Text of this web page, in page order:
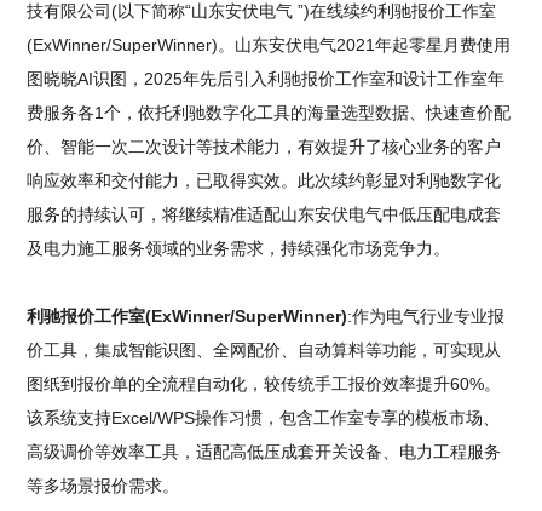
技有限公司(以下简称“山东安伏电气 ”)在线续约利驰报价工作室
(ExWinner/SuperWinner)。山东安伏电气2021年起零星月费使用
图晓晓AI识图，2025年先后引入利驰报价工作室和设计工作室年
费服务各1个，依托利驰数字化工具的海量选型数据、快速查价配
价、智能一次二次设计等技术能力，有效提升了核心业务的客户
响应效率和交付能力，已取得实效。此次续约彰显对利驰数字化
服务的持续认可，将继续精准适配山东安伏电气中低压配电成套
及电力施工服务领域的业务需求，持续强化市场竞争力。
利驰报价工作室(ExWinner/SuperWinner):作为电气行业专业报
价工具，集成智能识图、全网配价、自动算料等功能，可实现从
图纸到报价单的全流程自动化，较传统手工报价效率提升60%。
该系统支持Excel/WPS操作习惯，包含工作室专享的模板市场、
高级调价等效率工具，适配高低压成套开关设备、电力工程服务
等多场景报价需求。